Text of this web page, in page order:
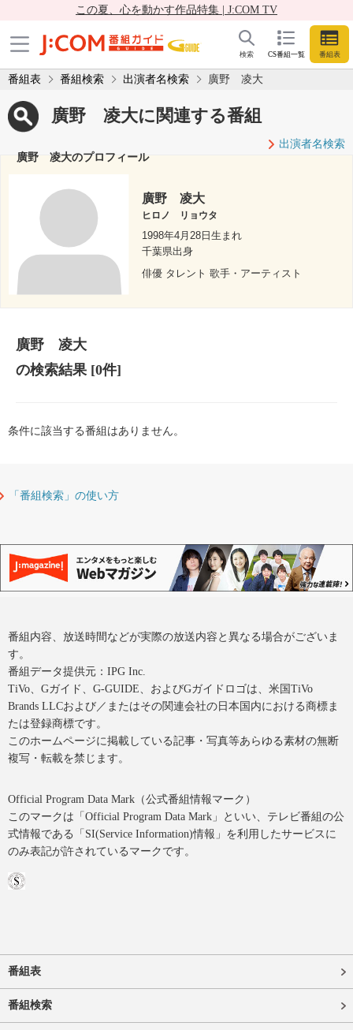
この夏、心を動かす作品特集 | J:COM TV
CS番組一覧 番組表
検索
番組表 番組検索 出演者名検索 廣野 凌大
廣野 凌大に関連する番組
出演者名検索
廣野 凌大のプロフィール
廣野 凌大
ヒロノ リョウタ
1998年4月28日生まれ
千葉県出身
俳優 タレント 歌手・アーティスト
廣野 凌大
の検索結果[0件]
条件に該当する番組はありません。
「番組検索」の使い方
番組内容、放送時間などが実際の放送内容と異なる場合がございま
す。
番組データ提供元：IPG Inc.
TiVo、Gガイド、G-GUIDE、およびGガイドロゴは、米国TiVo
Brands LLCおよび／またはその関連会社の日本国内における商標ま
たは登録商標です。
このホームページに掲載している記事・写真等あらゆる素材の無断
複写・転載を禁じます。
Official Program Data Mark（公式番組情報マーク）
このマークは「Official Program Data Mark」といい、テレビ番組の公
式情報である「SI(Service Information)情報」を利用したサービスに
のみ表記が許されているマークです。
番組表
番組検索